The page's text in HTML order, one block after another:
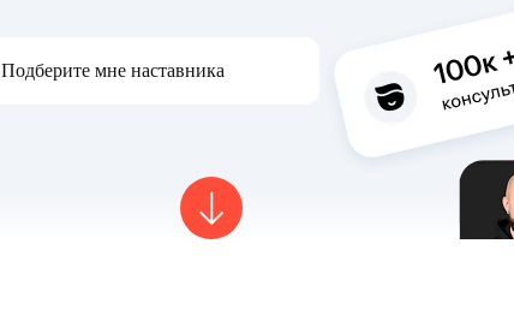
Подберите мне наставника